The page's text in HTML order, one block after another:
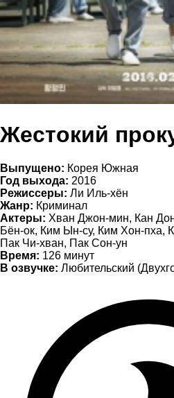
Жестокий
Выпущено: Корея Южная
Год выхода: 2016
Режиссеры: Ли Иль-хён
Жанр: Криминал
Актеры: Хван Джон-мин, Кан
Бён-ок, Ким Ын-су, Ким Хон-пха,
Пак Чи-хван, Пак Сон-ун
Время: 126 минут
В озвучке: Любительский